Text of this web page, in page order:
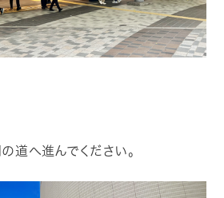
道へ進んでください。